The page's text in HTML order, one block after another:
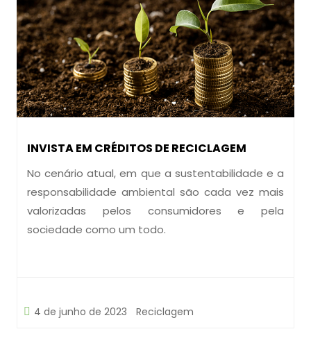
INVISTA EM CRÉDITOS DE RECICLAGEM
No cenário atual, em que a sustentabilidade e a
responsabilidade ambiental são cada vez mais
valorizadas pelos consumidores e pela
sociedade como um todo.
4 de junho de 2023 Reciclagem